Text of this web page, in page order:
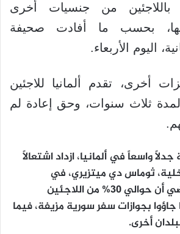
باللاجئين من جنسيات أخرى
بحسب ما أفادت صحيفة
اليوم الأربعاء.
أخرى، تقدم ألمانيا للاجئين
لمدة ثلاث سنوات، وحق إعادة لم
واسعاً في ألمانيا، ازداد اشتعالاً
ثوماس دي ميتزيري، في
سبتمبر(أيلول) الماضي أن حوالي 30% من اللاجئين
جاؤوا بجوازات سفر سورية مزيفة، فيما
أخرى.